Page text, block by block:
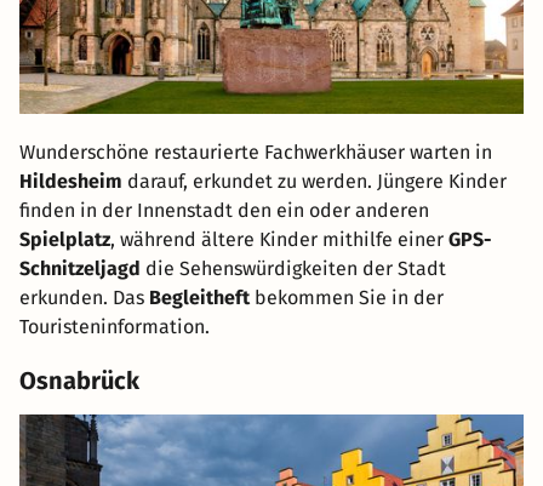
Wunderschöne restaurierte Fachwerkhäuser warten in
Hildesheim darauf, erkundet zu werden. Jüngere Kinder
finden in der Innenstadt den ein oder anderen
Spielplatz, während ältere Kinder mithilfe einer GPS-
Schnitzeljagd die Sehenswürdigkeiten der Stadt
erkunden. Das Begleitheftbekommen Sie in der
Touristeninformation.
Osnabrück